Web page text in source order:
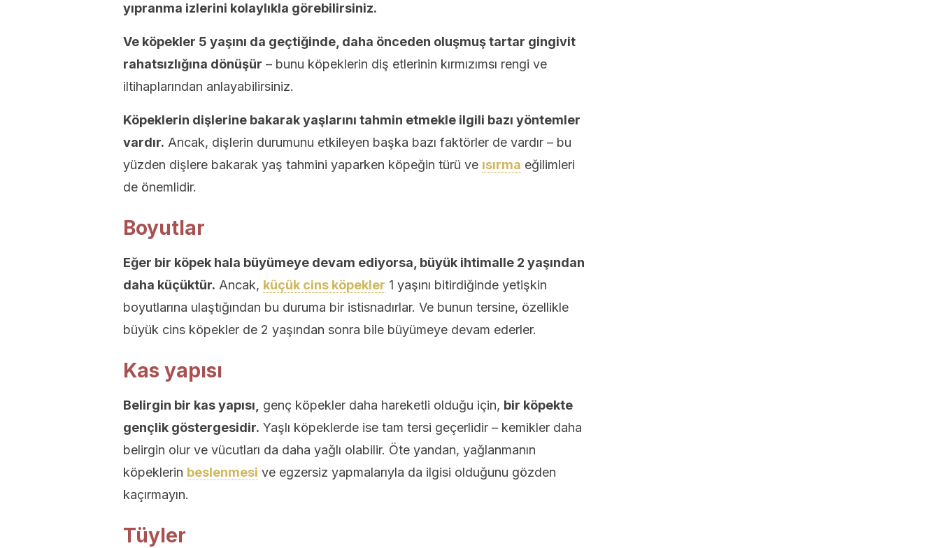
yıpranma izlerini kolaylıkla görebilirsiniz.
Ve köpekler 5 yaşını da geçtiğinde, daha önceden oluşmuş tartar gingivit
rahatsızlığına dönüşür – bunu köpeklerin diş etlerinin kırmızımsı rengi ve
iltihaplarından anlayabilirsiniz.
Köpeklerin dişlerine bakarak yaşlarını tahmin etmekle ilgili bazı yöntemler
vardır. Ancak, dişlerin durumunu etkileyen başka bazı faktörler de vardır – bu
yüzden dişlere bakarak yaş tahmini yaparken köpeğin türü ve ısırma eğilimleri
de önemlidir.
Boyutlar
Eğer bir köpek hala büyümeye devam ediyorsa, büyük ihtimalle 2 yaşından
daha küçüktür. Ancak, küçük cins köpekler 1 yaşını bitirdiğinde yetişkin
boyutlarına ulaştığından bu duruma bir istisnadırlar. Ve bunun tersine, özellikle
büyük cins köpekler de 2 yaşından sonra bile büyümeye devam ederler.
Kas yapısı
Belirgin bir kas yapısı, genç köpekler daha hareketli olduğu için, bir köpekte
gençlik göstergesidir. Yaşlı köpeklerde ise tam tersi geçerlidir – kemikler daha
belirgin olur ve vücutları da daha yağlı olabilir. Öte yandan, yağlanmanın
köpeklerin beslenmesi ve egzersiz yapmalarıyla da ilgisi olduğunu gözden
kaçırmayın.
Tüyler